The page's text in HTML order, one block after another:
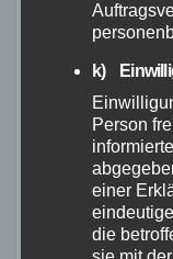
ist
und
Tests als
Insgesamt
bewertet und
den
FAQ
k)
Person
einer
die